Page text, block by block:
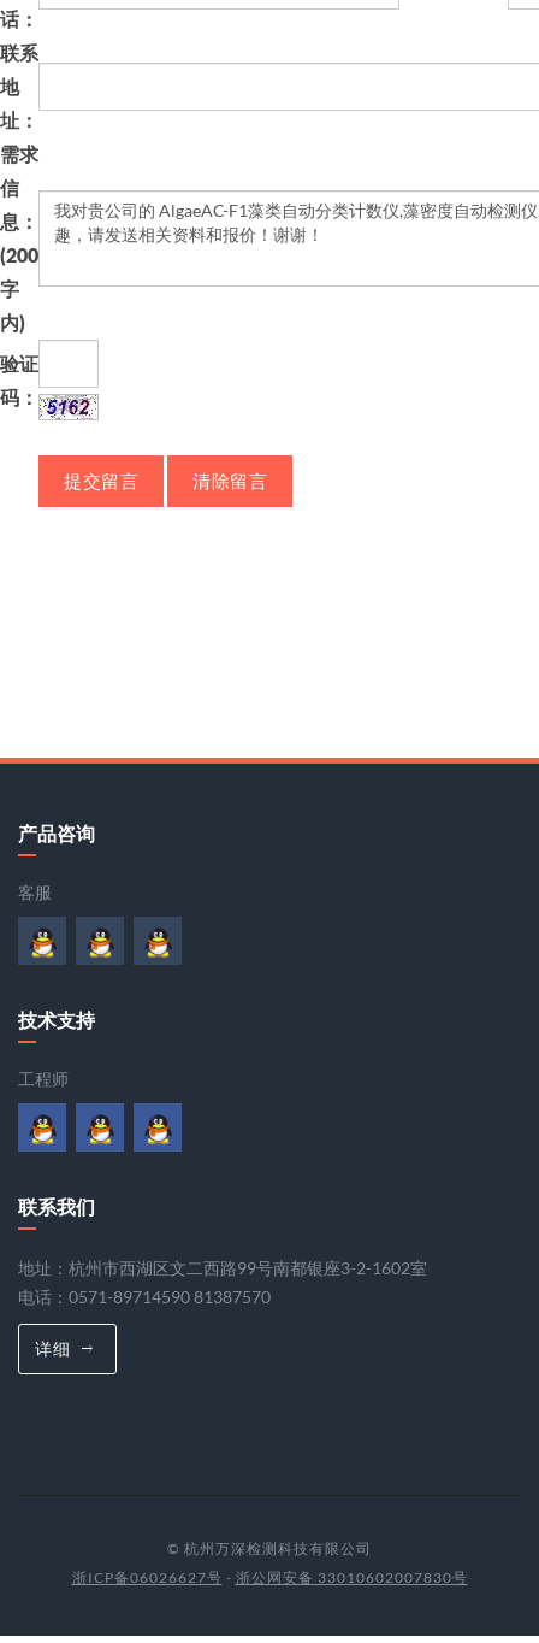
话：
联系
地
址：
需求
信
息：
(200
字
内)
验证
码：
产品咨询
客服
技术支持
工程师
联系我们
地址：杭州市西湖区文二西路99号南都银座3-2-1602室
电话：0571-89714590 81387570
详细
© 杭州万深检测科技有限公司
浙ICP备06026627号 - 浙公网安备 33010602007830号